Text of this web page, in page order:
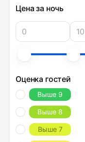
Цена за ночь
Оценка гостей
Выше 9
Выше 8
Выше 7